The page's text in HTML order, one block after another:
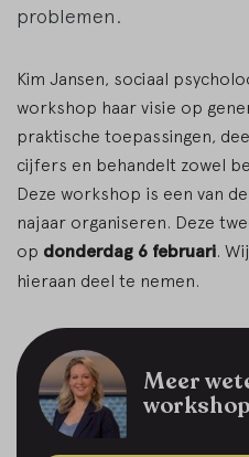
problemen.
Kim Jansen, sociaal
workshop haar visie op
praktische toepassingen,
cijfers en behandelt zowel
Deze workshop is een van
najaar organiseren. Deze
op donderdag 6 februari.
hieraan deel te nemen.
Meer